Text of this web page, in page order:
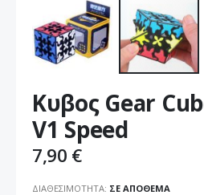
στην
αρχή
της
συλλογής
εικόνων
Κυβος Gear
V1 Speed
7,90 €
ΔΙΑΘΕΣΙΜΌΤΗΤΑ: ΣΕ ΑΠΌΘΕΜΑ